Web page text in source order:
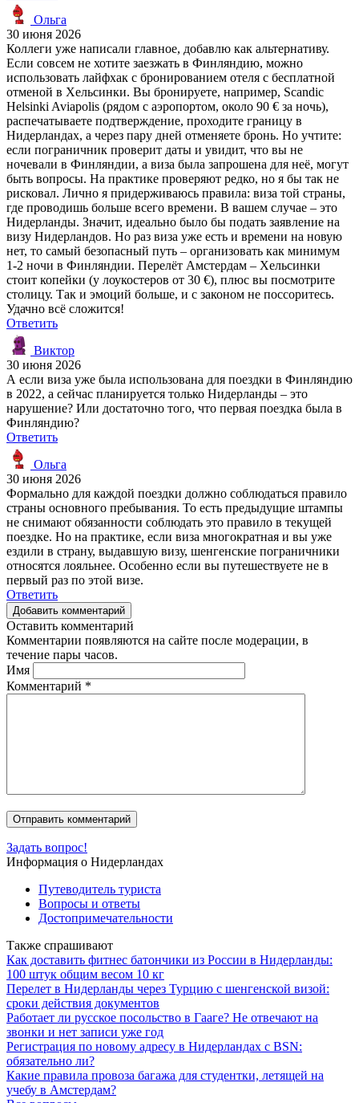
Ольга
30 июня 2026
Коллеги уже написали главное, добавлю как альтернативу.
Если совсем не хотите заезжать в Финляндию, можно
использовать лайфхак с бронированием отеля с бесплатной
отменой в Хельсинки. Вы бронируете, например, Scandic
Helsinki Aviapolis (рядом с аэропортом, около 90 € за ночь),
распечатываете подтверждение, проходите границу в
Нидерландах, а через пару дней отменяете бронь. Но учтите:
если пограничник проверит даты и увидит, что вы не
ночевали в Финляндии, а виза была запрошена для неё, могут
быть вопросы. На практике проверяют редко, но я бы так не
рисковал. Лично я придерживаюсь правила: виза той страны,
где проводишь больше всего времени. В вашем случае – это
Нидерланды. Значит, идеально было бы подать заявление на
визу Нидерландов. Но раз виза уже есть и времени на новую
нет, то самый безопасный путь – организовать как минимум
1-2 ночи в Финляндии. Перелёт Амстердам – Хельсинки
стоит копейки (у лоукостеров от 30 €), плюс вы посмотрите
столицу. Так и эмоций больше, и с законом не поссоритесь.
Удачно всё сложится!
Ответить
Виктор
30 июня 2026
А если виза уже была использована для поездки в Финляндию
в 2022, а сейчас планируется только Нидерланды – это
нарушение? Или достаточно того, что первая поездка была в
Финляндию?
Ответить
Ольга
30 июня 2026
Формально для каждой поездки должно соблюдаться правило
страны основного пребывания. То есть предыдущие штампы
не снимают обязанности соблюдать это правило в текущей
поездке. Но на практике, если виза многократная и вы уже
ездили в страну, выдавшую визу, шенгенские пограничники
относятся лояльнее. Особенно если вы путешествуете не в
первый раз по этой визе.
Ответить
Добавить комментарий
Оставить комментарий
Комментарии появляются на сайте после модерации, в
течение пары часов.
Имя
Комментарий *
Задать вопрос!
Информация о Нидерландах
Путеводитель туриста
Вопросы и ответы
Достопримечательности
Также спрашивают
Как доставить фитнес батончики из России в Нидерланды:
100 штук общим весом 10 кг
Перелет в Нидерланды через Турцию с шенгенской визой:
сроки действия документов
Работает ли русское посольство в Гааге? Не отвечают на
звонки и нет записи уже год
Регистрация по новому адресу в Нидерландах с BSN:
обязательно ли?
Какие правила провоза багажа для студентки, летящей на
учебу в Амстердам?